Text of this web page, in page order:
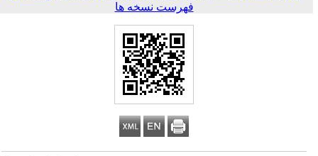
فهرست نسخه ها